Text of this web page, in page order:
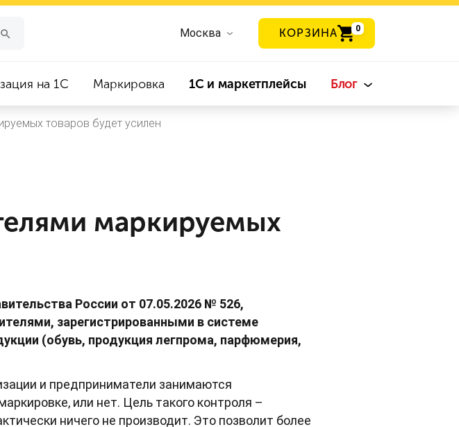
Москва КОРЗИНА 0
на 1С Маркировка 1С и маркетплейсы Блог
товаров будет усилен
маркируемых
России от 07.05.2026 № 526,
зарегистрированными в системе
(обувь, продукция легпрома, парфюмерия,
и предприниматели занимаются
или нет. Цель такого контроля –
ничего не производит. Это позволит более